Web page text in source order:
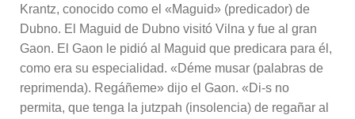
Krantz, conocido como el «Maguid» (predicador) de
Dubno. El Maguid de Dubno visitó Vilna y fue al gran
Gaon. El Gaon le pidió al Maguid que predicara para él,
como era su especialidad. «Déme musar (palabras de
reprimenda). Regáñeme» dijo el Gaon. «Di-s no
permita, que tenga la jutzpah (insolencia) de regañar al